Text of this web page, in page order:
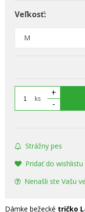
Veľkosť:
M
ks
+
-
Strážny pes
Pridať do wishlistu
Nenašli ste Vašu
Dámke bežecké tričko